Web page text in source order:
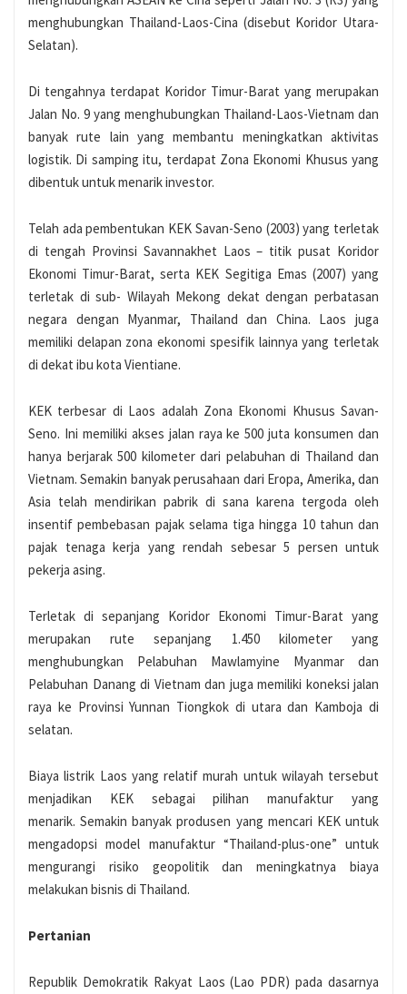
menghubungkan Thailand-Laos-Cina (disebut Koridor Utara-
Selatan).
Di tengahnya terdapat Koridor Timur-Barat yang merupakan
Jalan No. 9 yang menghubungkan Thailand-Laos-Vietnam dan
banyak rute lain yang membantu meningkatkan aktivitas
logistik. Di samping itu, terdapat Zona Ekonomi Khusus yang
dibentuk untuk menarik investor.
Telah ada pembentukan KEK Savan-Seno (2003) yang terletak
di tengah Provinsi Savannakhet Laos – titik pusat Koridor
Ekonomi Timur-Barat, serta KEK Segitiga Emas (2007) yang
terletak di sub- Wilayah Mekong dekat dengan perbatasan
negara dengan Myanmar, Thailand dan China. Laos juga
memiliki delapan zona ekonomi spesifik lainnya yang terletak
di dekat ibu kota Vientiane.
KEK terbesar di Laos adalah Zona Ekonomi Khusus Savan-
Seno. Ini memiliki akses jalan raya ke 500 juta konsumen dan
hanya berjarak 500 kilometer dari pelabuhan di Thailand dan
Vietnam. Semakin banyak perusahaan dari Eropa, Amerika, dan
Asia telah mendirikan pabrik di sana karena tergoda oleh
insentif pembebasan pajak selama tiga hingga 10 tahun dan
pajak tenaga kerja yang rendah sebesar 5 persen untuk
pekerja asing.
Terletak di sepanjang Koridor Ekonomi Timur-Barat yang
merupakan rute sepanjang 1.450 kilometer yang
menghubungkan Pelabuhan Mawlamyine Myanmar dan
Pelabuhan Danang di Vietnam dan juga memiliki koneksi jalan
raya ke Provinsi Yunnan Tiongkok di utara dan Kamboja di
selatan.
Biaya listrik Laos yang relatif murah untuk wilayah tersebut
menjadikan KEK sebagai pilihan manufaktur yang
menarik. Semakin banyak produsen yang mencari KEK untuk
mengadopsi model manufaktur “Thailand-plus-one” untuk
mengurangi risiko geopolitik dan meningkatnya biaya
melakukan bisnis di Thailand.
Pertanian
Republik Demokratik Rakyat Laos (Lao PDR) pada dasarnya